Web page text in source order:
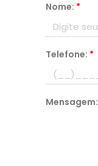
Nome: *
Telefone: *
Mensagem: